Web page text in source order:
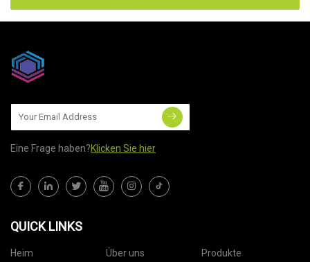
Eine Frage haben?Klicken Sie hier
QUICK LINKS
Heim Über uns Produkte